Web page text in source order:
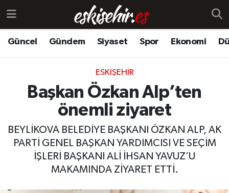
Güncel Gündem Siyaset Spor Ekonomi
ESKIŞEHIR
Başkan Özkan Alp’ten
önemli ziyaret
BEYLİKOVA BELEDİYE BAŞKANI ÖZKAN ALP, AK
PARTİ GENEL BAŞKAN YARDIMCISI VE SEÇİM
İŞLERİ BAŞKANI ALİ İHSAN YAVUZ’U
MAKAMINDA ZİYARET ETTİ.